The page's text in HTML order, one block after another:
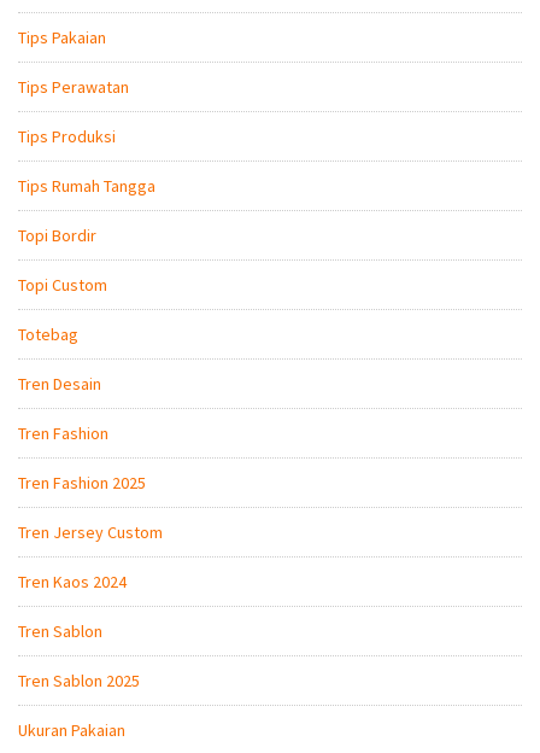
Tips Pakaian
Tips Perawatan
Tips Produksi
Tips Rumah Tangga
Topi Bordir
Topi Custom
Totebag
Tren Desain
Tren Fashion
Tren Fashion 2025
Tren Jersey Custom
Tren Kaos 2024
Tren Sablon
Tren Sablon 2025
Ukuran Pakaian